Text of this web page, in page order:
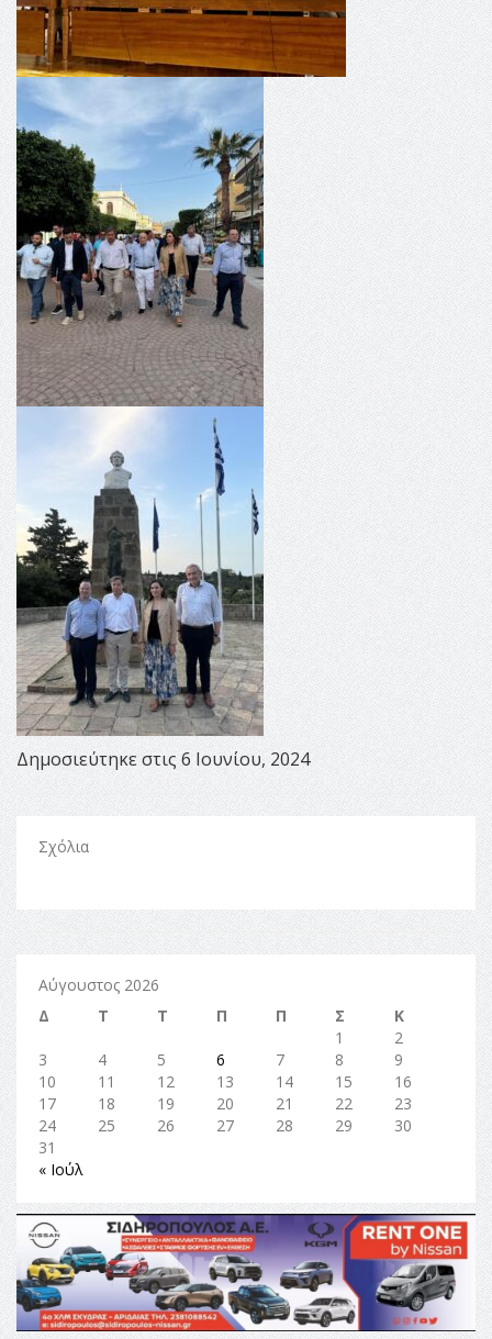
Δημοσιεύτηκε στις 6 Ιουνίου, 2024
Σχόλια
Αύγουστος 2026
Δ
Τ Τ Π Π Σ
Κ
1
2
3
4 5 6 7 8
9
10
11 12 13 14 15
16
17
18 19 20 21 22
23
24
25 26 27 28 29
30
31
« Ιούλ